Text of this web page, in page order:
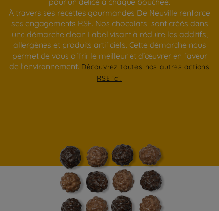
À travers ses recettes gourmandes De Neuville renforce
ses engagements RSE. Nos chocolats sont créés dans
une démarche clean Label visant à réduire les additifs,
allergènes et produits artificiels. Cette démarche nous
permet de vous offrir le meilleur et d’œuvrer en faveur
de l'environnement. Découvrez toutes nos autres actions
RSE ici.